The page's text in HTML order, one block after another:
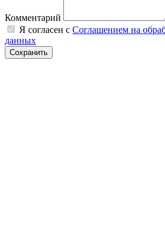
Комментарий
Я согласен с Соглашением на
данных